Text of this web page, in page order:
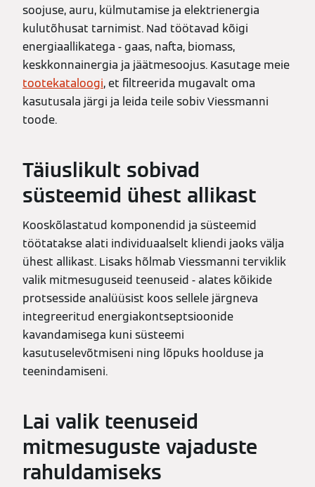
soojuse, auru, külmutamise ja elektrienergia
kulutõhusat tarnimist. Nad töötavad kõigi
energiaallikatega - gaas, nafta, biomass,
keskkonnainergia ja jäätmesoojus. Kasutage meie
tootekataloogi, et filtreerida mugavalt oma
kasutusala järgi ja leida teile sobiv Viessmanni
toode.
Täiuslikult sobivad
süsteemid ühest allikast
Kooskõlastatud komponendid ja süsteemid
töötatakse alati individuaalselt kliendi jaoks välja
ühest allikast. Lisaks hõlmab Viessmanni terviklik
valik mitmesuguseid teenuseid - alates kõikide
protsesside analüüsist koos sellele järgneva
integreeritud energiakontseptsioonide
kavandamisega kuni süsteemi
kasutuselevõtmiseni ning lõpuks hoolduse ja
teenindamiseni.
Lai valik teenuseid
mitmesuguste vajaduste
rahuldamiseks